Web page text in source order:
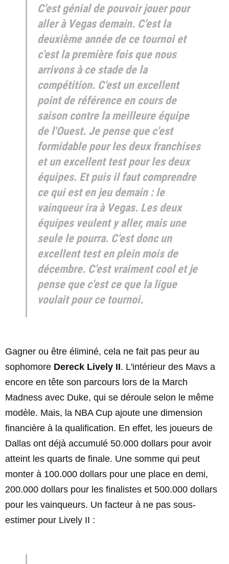
C'est génial de pouvoir jouer pour
aller à Vegas demain. C'est la
deuxième année de ce tournoi et
c'est la première fois que nous
arrivons à ce stade de la
compétition. C'est un excellent
point de référence en cours de
saison contre la meilleure équipe
de l'Ouest. Je pense que c'est
formidable pour les deux franchises
et un excellent test pour les deux
équipes. Et puis il faut comprendre
ce qui est en jeu demain : le
vainqueur ira à Vegas. Les deux
équipes veulent y aller, mais une
seule le pourra. C'est donc un
excellent test en plein mois de
décembre. C'est vraiment cool et je
pense que c'est ce que la ligue
voulait pour ce tournoi.
Gagner ou être éliminé, cela ne fait pas peur au
sophomore Dereck Lively II. L'intérieur des Mavs a
encore en tête son parcours lors de la March
Madness avec Duke, qui se déroule selon le même
modèle. Mais, la NBA Cup ajoute une dimension
financière à la qualification. En effet, les joueurs de
Dallas ont déjà accumulé 50.000 dollars pour avoir
atteint les quarts de finale. Une somme qui peut
monter à 100.000 dollars pour une place en demi,
200.000 dollars pour les finalistes et 500.000 dollars
pour les vainqueurs. Un facteur à ne pas sous-
estimer pour Lively II :